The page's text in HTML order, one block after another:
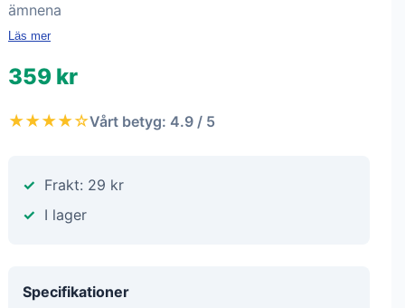
ämnena
Läs mer
359 kr
★★★★☆Vårt betyg: 4.9 / 5
Frakt: 29 kr
I lager
Specifikationer